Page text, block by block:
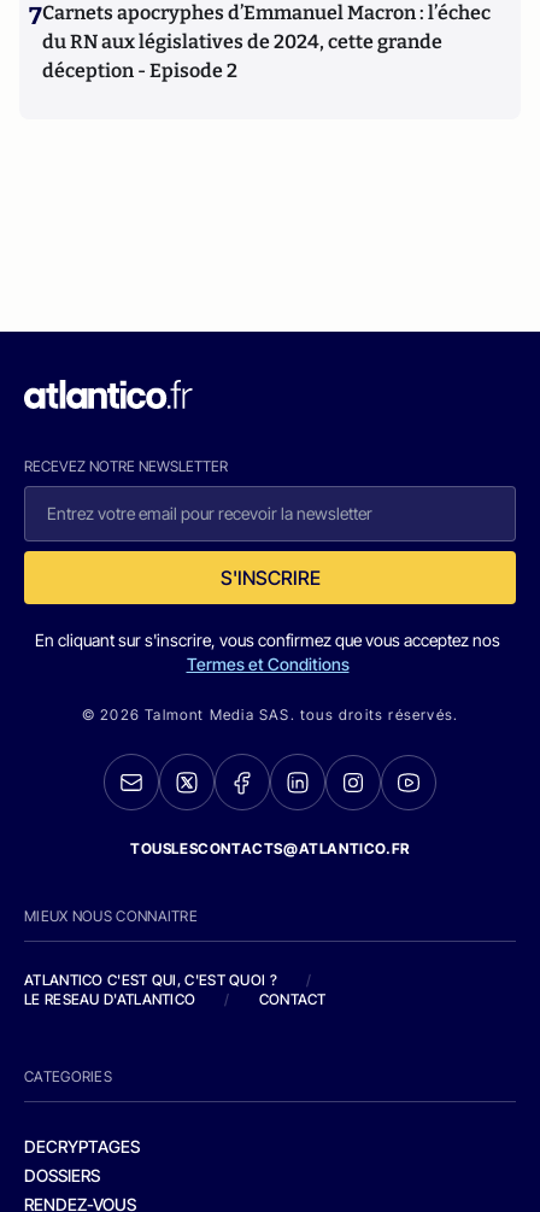
7Carnets apocryphes d’Emmanuel Macron : l’échec
du RN aux législatives de 2024, cette grande
déception - Episode 2
RECEVEZ NOTRE NEWSLETTER
S'INSCRIRE
En cliquant sur s'inscrire, vous confirmez que vous acceptez nos
Termes et Conditions
© 2026 Talmont Media SAS. tous droits réservés.
TOUSLESCONTACTS@ATLANTICO.FR
MIEUX NOUS CONNAITRE
ATLANTICO C'EST QUI, C'EST QUOI ?
/
LE RESEAU D'ATLANTICO
/ CONTACT
CATEGORIES
DECRYPTAGES
DOSSIERS
RENDEZ-VOUS